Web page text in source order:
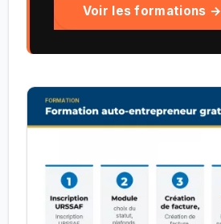
Voir les formations →